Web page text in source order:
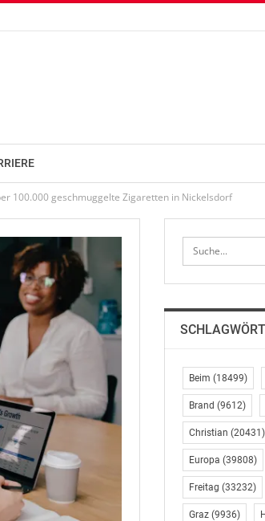
100.000 geschmuggelte Zigaretten in Nickelsdorf
Beim (18499)
Brand (9612)
Christian (20431)
Europa (39808)
Freitag (33232)
Graz(9936)